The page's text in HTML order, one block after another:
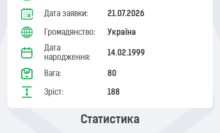
Дата заявки: 21.07.2026
Громадянство: Україна
Дата
народження:
14.02.1999
Вага: 80
Зріст: 188
Статистика